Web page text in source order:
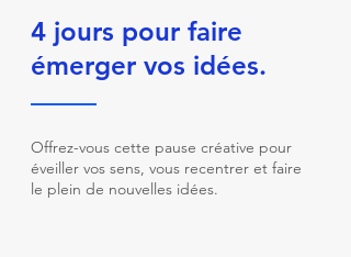
4 jours pour faire
émerger vos idées.
Offrez-vous cette pause créative pour
éveiller vos sens, vous recentrer et faire
le plein de nouvelles idées.